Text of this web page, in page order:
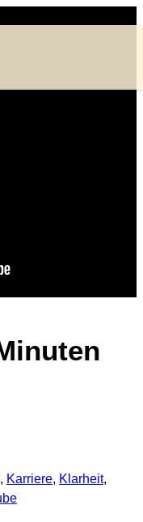
, Karriere, Klarheit,